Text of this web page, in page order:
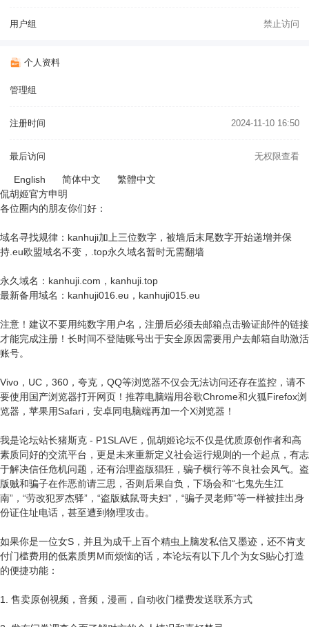
用户组 禁止访问
个人资料
管理组
注册时间 2024-11-10 16:50
最后访问 无权限查看
English 简体中文
繁體中文
侃胡姬官方申明
各位圈内的朋友你们好：
域名寻找规律：kanhuji加上三位数字，被墙后末尾数字开始递增并保
持.eu欧盟域名不变，.top永久域名暂时无需翻墙
永久域名：kanhuji.com，kanhuji.top
最新备用域名：kanhuji016.eu，kanhuji015.eu
注意！建议不要用纯数字用户名，注册后必须去邮箱点击验证邮件的链接
才能完成注册！长时间不登陆账号出于安全原因需要用户去邮箱自助激活
账号。
Vivo，UC，360，夸克，QQ等浏览器不仅会无法访问还存在监控，请不
要使用国产浏览器打开网页！推荐电脑端用谷歌Chrome和火狐Firefox浏
览器，苹果用Safari，安卓同电脑端再加一个X浏览器！
我是论坛站长猪斯克 - P1SLAVE，侃胡姬论坛不仅是优质原创作者和高
素质同好的交流平台，更是未来重新定义社会运行规则的一个起点，有志
于解决信任危机问题，还有治理盗版猖狂，骗子横行等不良社会风气。盗
版贼和骗子在作恶前请三思，否则后果自负，下场会和“七鬼先生江
南”，“劳改犯罗杰驿”，“盗版贼鼠哥夫妇”，“骗子灵老师”等一样被挂出身
份证住址电话，甚至遭到物理攻击。
如果你是一位女S，并且为成千上百个精虫上脑发私信又墨迹，还不肯支
付门槛费用的低素质男M而烦恼的话，本论坛有以下几个为女S贴心打造
的便捷功能：
1. 售卖原创视频，音频，漫画，自动收门槛费发送联系方式